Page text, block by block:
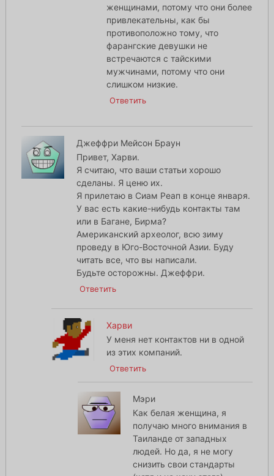
женщинами, потому что они более
привлекательны, как бы
противоположно тому, что
фарангские девушки не
встречаются с тайскими
мужчинами, потому что они
слишком низкие.
Ответить
Джеффри Мейсон Браун
Привет, Харви.
Я считаю, что ваши статьи хорошо
сделаны. Я ценю их.
Я прилетаю в Сиам Реап в конце января.
У вас есть какие-нибудь контакты там
или в Багане, Бирма?
Американский археолог, всю зиму
проведу в Юго-Восточной Азии. Буду
читать все, что вы написали.
Будьте осторожны. Джеффри.
Ответить
Харви
У меня нет контактов ни в одной
из этих компаний.
Ответить
Мэри
Как белая женщина, я
получаю много внимания в
Таиланде от западных
людей. Но да, я не могу
снизить свои стандарты